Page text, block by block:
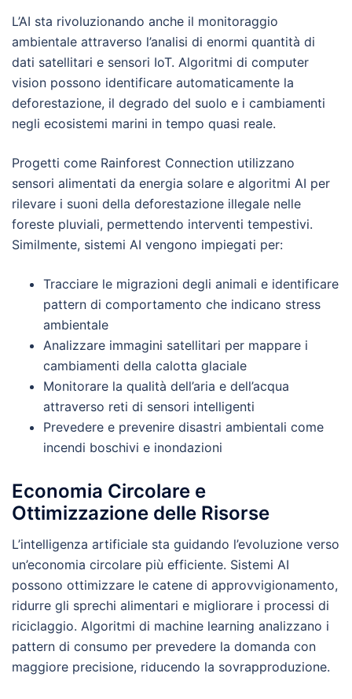
L’AI sta rivoluzionando anche il monitoraggio
ambientale attraverso l’analisi di enormi quantità di
dati satellitari e sensori IoT. Algoritmi di computer
vision possono identificare automaticamente la
deforestazione, il degrado del suolo e i cambiamenti
negli ecosistemi marini in tempo quasi reale.
Progetti come Rainforest Connection utilizzano
sensori alimentati da energia solare e algoritmi AI per
rilevare i suoni della deforestazione illegale nelle
foreste pluviali, permettendo interventi tempestivi.
Similmente, sistemi AI vengono impiegati per:
Tracciare le migrazioni degli animali e identificare
pattern di comportamento che indicano stress
ambientale
Analizzare immagini satellitari per mappare i
cambiamenti della calotta glaciale
Monitorare la qualità dell’aria e dell’acqua
attraverso reti di sensori intelligenti
Prevedere e prevenire disastri ambientali come
incendi boschivi e inondazioni
Economia Circolare e
Ottimizzazione delle Risorse
L’intelligenza artificiale sta guidando l’evoluzione verso
un’economia circolare più efficiente. Sistemi AI
possono ottimizzare le catene di approvvigionamento,
ridurre gli sprechi alimentari e migliorare i processi di
riciclaggio. Algoritmi di machine learning analizzano i
pattern di consumo per prevedere la domanda con
maggiore precisione, riducendo la sovrapproduzione.